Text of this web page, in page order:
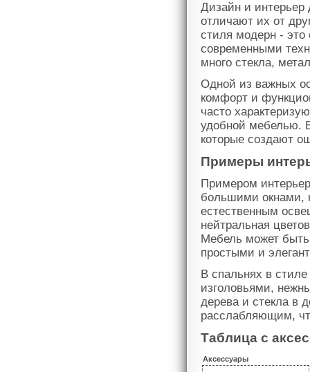
Дизайн и интерьер
отличают их от
стиля модерн - это
современными
много стекла,
Одной из важных
комфорт и
часто
удобной мебелью.
которые создают
Примеры
Примером
большими окнами,
естественным
нейтральная
Мебель может быть
простыми и
В спальнях в
изголовьями,
дерева и стекла в
расслабляющим,
Таблица с
Аксессуары